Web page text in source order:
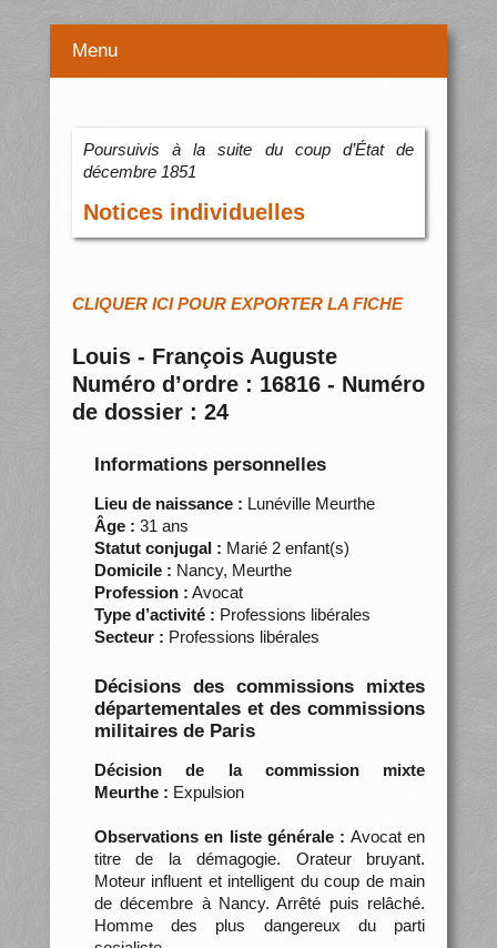
Menu
Poursuivis à la suite du coup d’État de
décembre 1851
Notices individuelles
CLIQUER ICI POUR EXPORTER LA FICHE
Louis - François Auguste
Numéro d’ordre : 16816 - Numéro
de dossier : 24
Informations personnelles
Lieu de naissance : Lunéville Meurthe
Âge : 31 ans
Statut conjugal : Marié 2 enfant(s)
Domicile : Nancy, Meurthe
Profession : Avocat
Type d’activité : Professions libérales
Secteur : Professions libérales
Décisions des commissions mixtes
départementales et des commissions
militaires de Paris
Décision de la commission mixte
Meurthe : Expulsion
Observations en liste générale : Avocat en
titre de la démagogie. Orateur bruyant.
Moteur influent et intelligent du coup de main
de décembre à Nancy. Arrêté puis relâché.
Homme des plus dangereux du parti